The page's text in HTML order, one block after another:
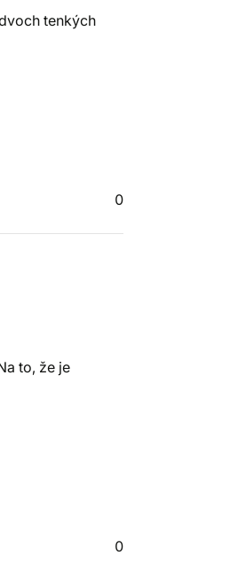
tenkých
0
to, že je
0